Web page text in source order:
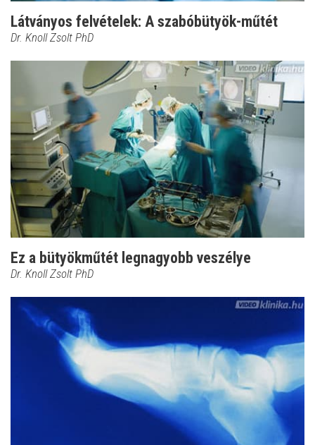
Látványos felvételek: A szabóbütyök-műtét
Dr. Knoll Zsolt PhD
Ez a bütyökműtét legnagyobb veszélye
Dr. Knoll Zsolt PhD